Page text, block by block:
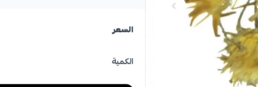
السعر
الكمية